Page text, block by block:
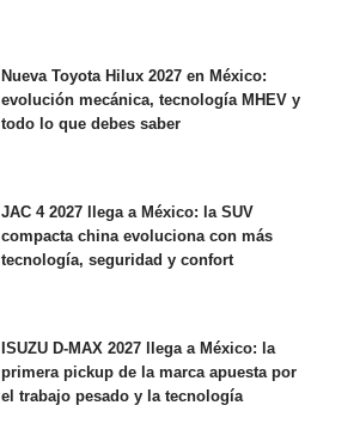
Nueva Toyota Hilux 2027 en México:
evolución mecánica, tecnología MHEV y
todo lo que debes saber
JAC 4 2027 llega a México: la SUV
compacta china evoluciona con más
tecnología, seguridad y confort
ISUZU D-MAX 2027 llega a México: la
primera pickup de la marca apuesta por
el trabajo pesado y la tecnología